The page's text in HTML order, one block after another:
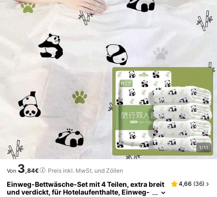
1/11
Von 3,84€ Preis inkl. MwSt. und Zöllen
Einweg-Bettwäsche-Set mit 4 Teilen, extra breit
und verdickt, für Hotelaufenthalte, Einweg-
4,66 (36)